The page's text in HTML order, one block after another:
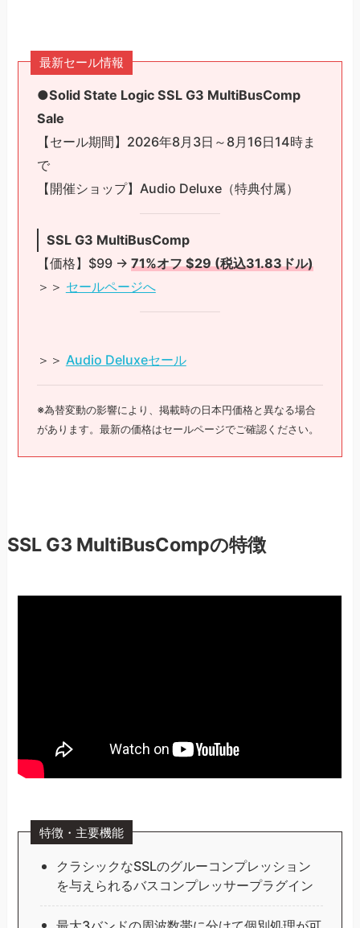
最新セール情報
●Solid State Logic SSL G3 MultiBusComp
Sale
【セール期間】2026年8月3日～8月16日14時ま
で
【開催ショップ】Audio Deluxe（特典付属）
SSL G3 MultiBusComp
【価格】$99 → 71%オフ $29 (税込31.83ドル)
＞＞ セールページへ
＞＞ Audio Deluxeセール
※為替変動の影響により、掲載時の日本円価格と異なる場合
があります。最新の価格はセールページでご確認ください。
SSL G3 MultiBusCompの特徴
特徴・主要機能
クラシックなSSLのグルーコンプレッション
を与えられるバスコンプレッサープラグイン